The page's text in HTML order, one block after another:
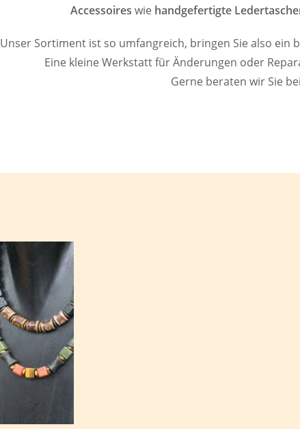
Accessoires wie handgefertigte
Unser Sortiment ist so umfangreich, bringen Sie also ein
Eine kleine Werkstatt für Änderungen oder
Gerne beraten wir Sie